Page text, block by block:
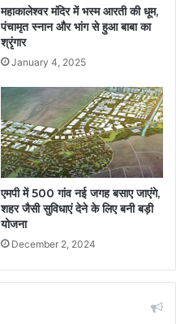
महाकालेश्वर मंदिर में भस्म आरती की धूम,
पंचामृत स्नान और भांग से हुआ बाबा का
श्रृंगार
January 4, 2025
एमपी में 500 गांव नई जगह बसाए जाएंगे,
शहर जैसी सुविधाएं देने के लिए बनी बड़ी
योजना
December 2, 2024